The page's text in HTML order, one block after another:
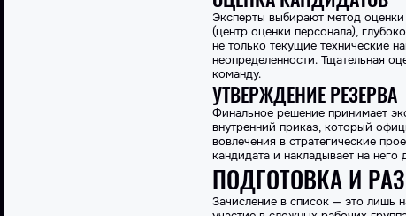
Эксперты выбирают метод
(центр оценки персонала),
не только текущие технические
неопределенности. Тщательная
команду.
УТВЕРЖДЕНИЕ РЕЗЕРВА
Финальное решение принимает
внутренний приказ, который
вовлечения в стратегические
кандидата и накладывает на
ПОДГОТОВКА И
Зачисление в список — это лишь